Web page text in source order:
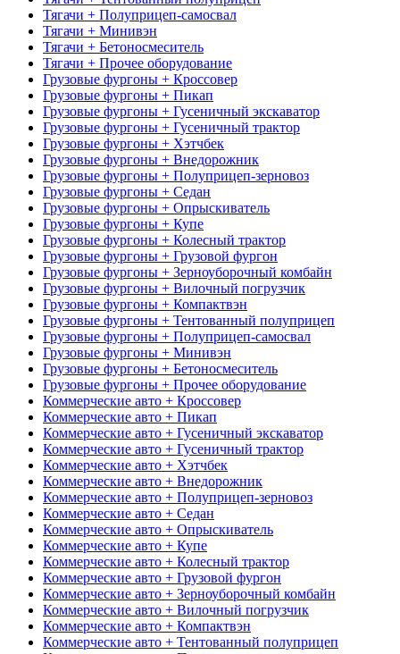
Тягачи + Полуприцеп-самосвал
Тягачи + Минивэн
Тягачи + Бетоносмеситель
Тягачи + Прочее оборудование
Грузовые фургоны + Кроссовер
Грузовые фургоны + Пикап
Грузовые фургоны + Гусеничный экскаватор
Грузовые фургоны + Гусеничный трактор
Грузовые фургоны + Хэтчбек
Грузовые фургоны + Внедорожник
Грузовые фургоны + Полуприцеп-зерновоз
Грузовые фургоны + Седан
Грузовые фургоны + Опрыскиватель
Грузовые фургоны + Купе
Грузовые фургоны + Колесный трактор
Грузовые фургоны + Грузовой фургон
Грузовые фургоны + Зерноуборочный комбайн
Грузовые фургоны + Вилочный погрузчик
Грузовые фургоны + Компактвэн
Грузовые фургоны + Тентованный полуприцеп
Грузовые фургоны + Полуприцеп-самосвал
Грузовые фургоны + Минивэн
Грузовые фургоны + Бетоносмеситель
Грузовые фургоны + Прочее оборудование
Коммерческие авто + Кроссовер
Коммерческие авто + Пикап
Коммерческие авто + Гусеничный экскаватор
Коммерческие авто + Гусеничный трактор
Коммерческие авто + Хэтчбек
Коммерческие авто + Внедорожник
Коммерческие авто + Полуприцеп-зерновоз
Коммерческие авто + Седан
Коммерческие авто + Опрыскиватель
Коммерческие авто + Купе
Коммерческие авто + Колесный трактор
Коммерческие авто + Грузовой фургон
Коммерческие авто + Зерноуборочный комбайн
Коммерческие авто + Вилочный погрузчик
Коммерческие авто + Компактвэн
Коммерческие авто + Тентованный полуприцеп